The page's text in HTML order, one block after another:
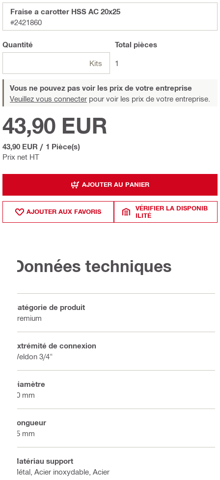
Fraise a carotter HSS AC 20x25
#2421860
Quantité
Kits
Total pièces
1
Vous ne pouvez pas voir les prix de votre entreprise
Veuillez vous connecter pour voir les prix de votre entreprise.
Prix net HT
43,90 EUR
43,90 EUR / 1 Pièce(s)
AJOUTER AU PANIER
AJOUTER AUX FAVORIS
VÉRIFIER LA DISPONIB
ILITÉ
Données techniques
Catégorie de produit
Premium
Extrémité de connexion
Weldon 3/4"
Diamètre
20 mm
Longueur
25 mm
Matériau support
Métal, Acier inoxydable, Acier